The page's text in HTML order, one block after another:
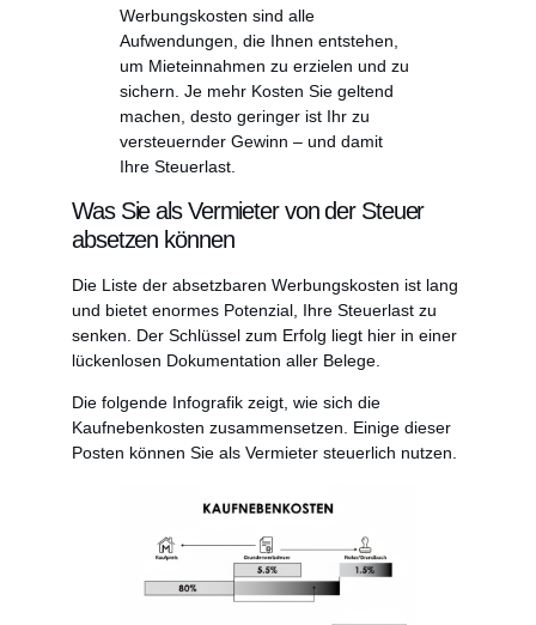
Werbungskosten sind alle
Aufwendungen, die Ihnen entstehen,
um Mieteinnahmen zu erzielen und zu
sichern. Je mehr Kosten Sie geltend
machen, desto geringer ist Ihr zu
versteuernder Gewinn – und damit
Ihre Steuerlast.
Was Sie als Vermieter von der Steuer
absetzen können
Die Liste der absetzbaren Werbungskosten ist lang
und bietet enormes Potenzial, Ihre Steuerlast zu
senken. Der Schlüssel zum Erfolg liegt hier in einer
lückenlosen Dokumentation aller Belege.
Die folgende Infografik zeigt, wie sich die
Kaufnebenkosten zusammensetzen. Einige dieser
Posten können Sie als Vermieter steuerlich nutzen.